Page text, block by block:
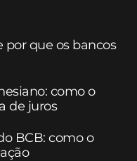
por que os bancos
como o
de juros
BCB: como o